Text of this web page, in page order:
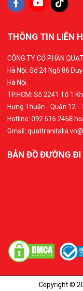
THÔNG TIN LIÊN
CÔNG TY CỔ PHẦN
Hà Nội: Số 24 Ngõ 86
Hà Nội.
TP.HCM: Số 2241 Tổ 1
Hưng Thuận - Quận 12 -
Hotline: 092.616.2468
Gmail:
BẢN ĐỒ ĐƯỜNG ĐI
Copyright ©